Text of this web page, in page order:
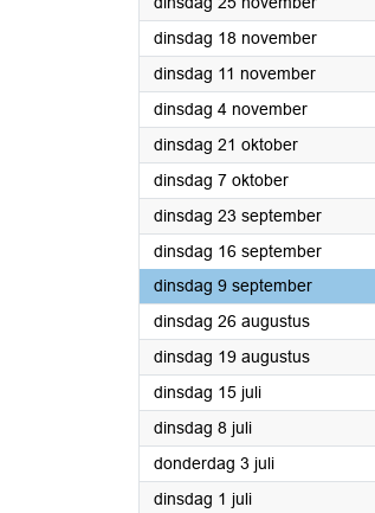
dinsdag 18 november2025
dinsdag 11 november2025
dinsdag 4 november2025
dinsdag 21 oktober2025
dinsdag 7 oktober2025
dinsdag 23 september2025
dinsdag 16 september2025
dinsdag 9 september2025
dinsdag 26 augustus2025
dinsdag 19 augustus2025
dinsdag 15 juli2025
dinsdag 8 juli2025
donderdag 3 juli2025
dinsdag 1 juli2025